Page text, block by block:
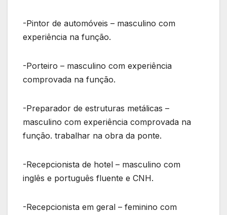
-Pintor de automóveis – masculino com
experiência na função.
-Porteiro – masculino com experiência
comprovada na função.
-Preparador de estruturas metálicas –
masculino com experiência comprovada na
função. trabalhar na obra da ponte.
-Recepcionista de hotel – masculino com
inglês e português fluente e CNH.
-Recepcionista em geral – feminino com